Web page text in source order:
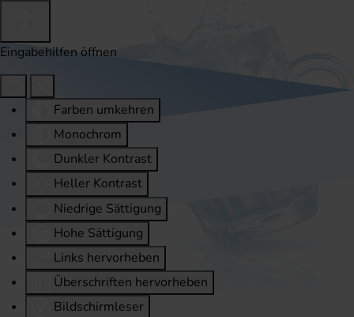
Eingabehilfen öffnen
Farben umkehren
Monochrom
Dunkler Kontrast
Heller Kontrast
Niedrige Sättigung
Hohe Sättigung
Links hervorheben
Überschriften hervorheben
Bildschirmleser